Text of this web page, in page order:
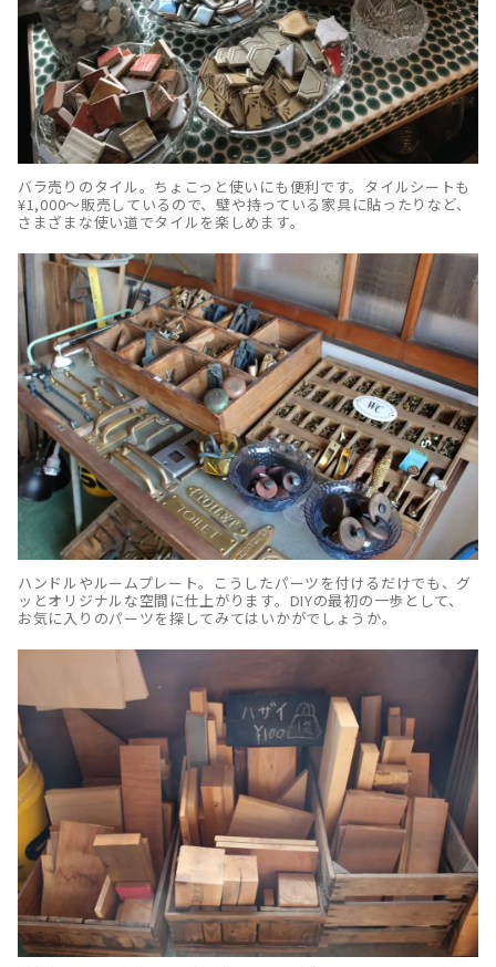
バラ売りのタイル。ちょこっと使いにも便利です。タイルシートも
¥1,000〜販売しているので、壁や持っている家具に貼ったりなど、
さまざまな使い道でタイルを楽しめます。
ハンドルやルームプレート。こうしたパーツを付けるだけでも、グ
ッとオリジナルな空間に仕上がります。DIYの最初の一歩として、
お気に入りのパーツを探してみてはいかがでしょうか。